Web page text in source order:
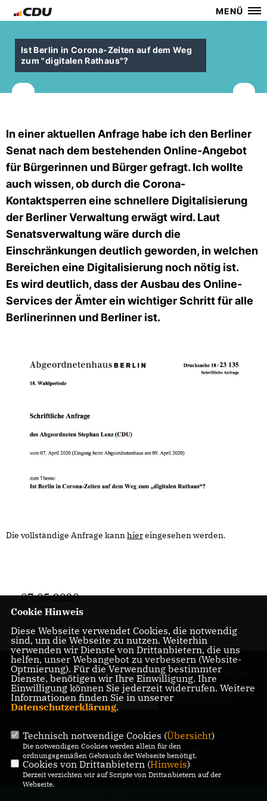
MENÜ
Ist Berlin in Corona-Zeiten auf dem Weg
zum "digitalen Rathaus"?
In einer aktuellen Anfrage habe ich den Berliner
Senat nach dem bestehenden Online-Angebot
für Bürgerinnen und Bürger gefragt. Ich wollte
auch wissen, ob durch die Corona-
Kontaktsperren eine schnellere Digitalisierung
der Berliner Verwaltung erwägt wird. Laut
Senatsverwaltung wäre durch die
Einschränkungen deutlich geworden, in welchen
Bereichen eine Digitalisierung noch nötig ist.
Es wird deutlich, dass der Ausbau des Online-
Services der Ämter ein wichtiger Schritt für alle
Berlinerinnen und Berliner ist.
Die vollständige Anfrage kannhiereingesehen werden.
07.05.2020
Der Abgeordnete des
Pankower Wahlkreis
6 stellt sich vor.
IMPRESSUM DATENSCHUTZ KONTAKT
Cookie Hinweis
Diese Webseite verwendet Cookies, die notwendig
sind, um die Webseite zu nutzen. Weiterhin
verwenden wir Dienste von Drittanbietern, die uns
helfen, unser Webangebot zu verbessern (Website-
Optmierung). Für die Verwendung bestimmter
Dienste, benötigen wir Ihre Einwilligung. Ihre
Einwilligung können Sie jederzeit widerrufen. Weitere
Informationen finden Sie in unserer
Datenschutzerklärung.
Technisch notwendige Cookies (Übersicht)
Die notwendigen Cookies werden allein für den
ordnungsgemäßen Gebrauch der Webseite benötigt.
Cookies von Drittanbietern (Hinweis)
Derzeit verzichten wir auf Scripte von Drittanbietern auf der
Webseite.